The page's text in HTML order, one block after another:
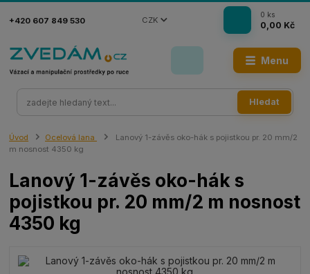
Menu
CZK
Hledat
+420 607 849 530
0 ks
0,00 Kč
Úvod Ocelová lana
Lanový 1-závěs oko-hák s pojistkou pr. 20 mm/2
m nosnost 4350 kg
Lanový 1-závěs oko-hák s
pojistkou pr. 20 mm/2 m nosnost
4350 kg